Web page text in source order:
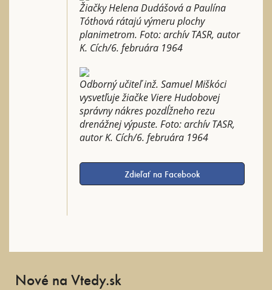
Žiačky Helena Dudášová a Paulína
Tóthová rátajú výmeru plochy
planimetrom. Foto: archív TASR, autor
K. Cích/6. februára 1964
Odborný učiteľ inž. Samuel Miškóci
vysvetľuje žiačke Viere Hudobovej
správny nákres pozdĺžneho rezu
drenážnej výpuste. Foto: archív TASR,
autor K. Cích/6. februára 1964
Zdieľať na Facebook
Nové na Vtedy.sk